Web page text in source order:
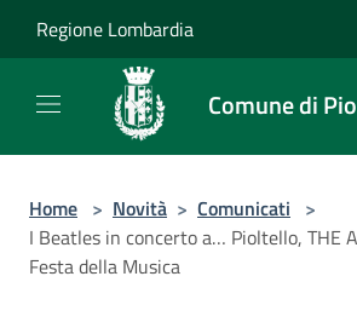
Regione Lombardia
Comune di
Home > Novità > Comunicati >
I Beatles in concerto a… Pioltello, THE
Festa della Musica